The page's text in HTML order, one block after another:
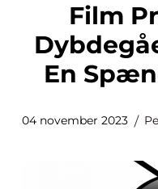
Film Premiere: En
En
04 november 2023